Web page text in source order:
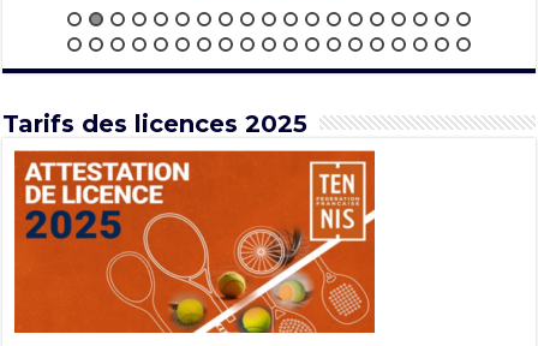
Tarifs des licences 2025